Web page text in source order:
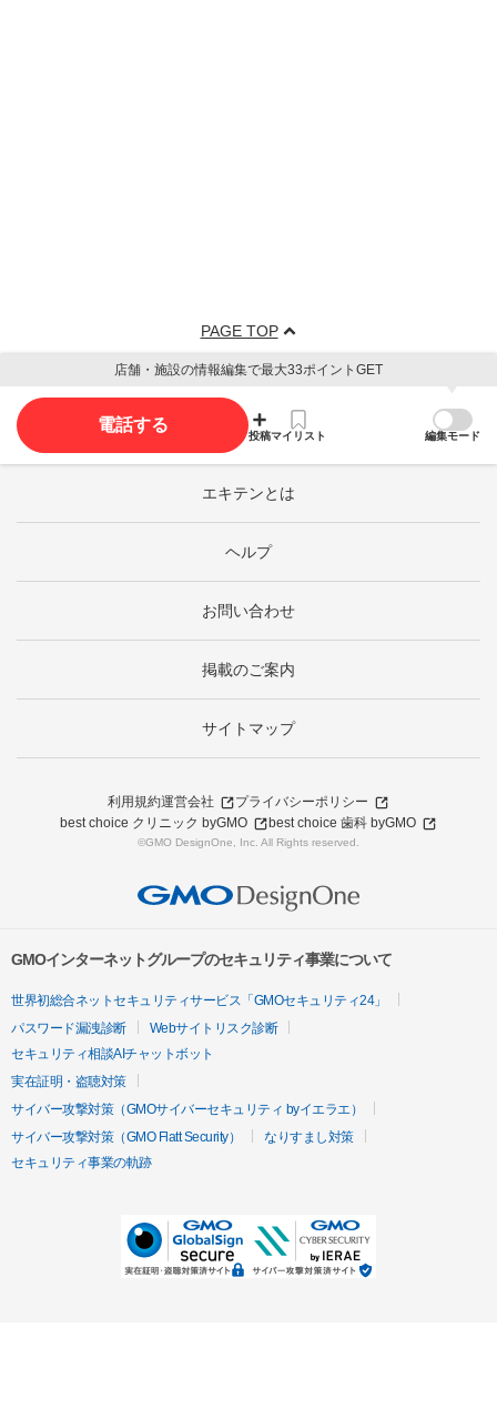
PAGE TOP
店舗・施設の情報編集で最大33ポイントGET
電話する
投稿マイリスト 編集モード
エキテンとは
ヘルプ
お問い合わせ
掲載のご案内
サイトマップ
利用規約運営会社
プライバシーポリシー
best choice クリニック byGMO
best choice 歯科 byGMO
©GMO DesignOne, Inc. All Rights reserved.
GMOインターネットグループのセキュリティ事業について
世界初総合ネットセキュリティサービス「GMOセキュリティ24」
パスワード漏洩診断
Webサイトリスク診断
セキュリティ相談AIチャットボット
実在証明・盗聴対策
サイバー攻撃対策（GMOサイバーセキュリティ byイエラエ）
サイバー攻撃対策（GMO Flatt Security）
なりすまし対策
セキュリティ事業の軌跡